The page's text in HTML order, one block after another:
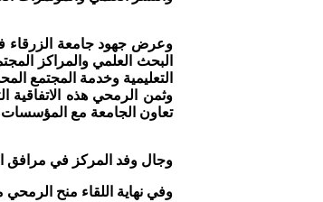
وعرض جهود جامعة الزرقاء
البحث العلمي والمراكز
التعليمية وخدمة المجتمع
وثمن الرمحي هذه الاتفاقية
تعاون الجامعة مع
وجال وفد المركز في مرافق
وفي نهاية اللقاء منح الرمحي